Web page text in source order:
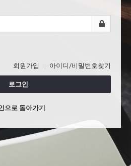
회원가입 아이디/비밀번호찾기
로그인
으로 돌아가기